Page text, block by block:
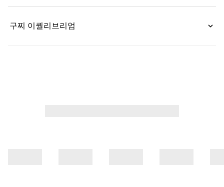
구찌 이퀄리브리엄